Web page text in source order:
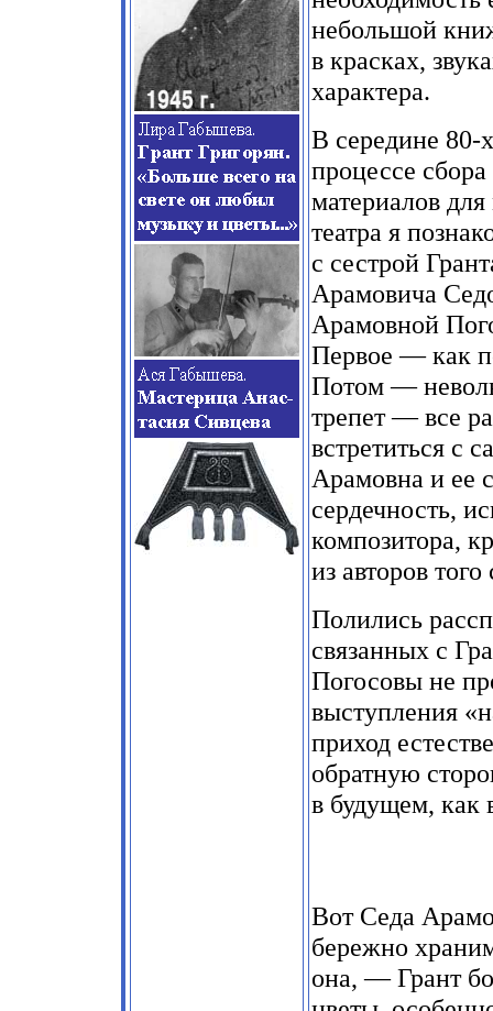
небольшой
в красках,
характера.
В середине 80-
процессе сбора
материалов для
театра я
с сестрой
Арамовича
Арамовной
Первое — как
Потом —
трепет — все
встретиться с
Арамовна и ее
сердечность,
композитора,
из авторов
Полились
связанных с
Погосовы не
выступления
приход
обратную
в будущем, как
Вот Седа
бережно
она, — Грант